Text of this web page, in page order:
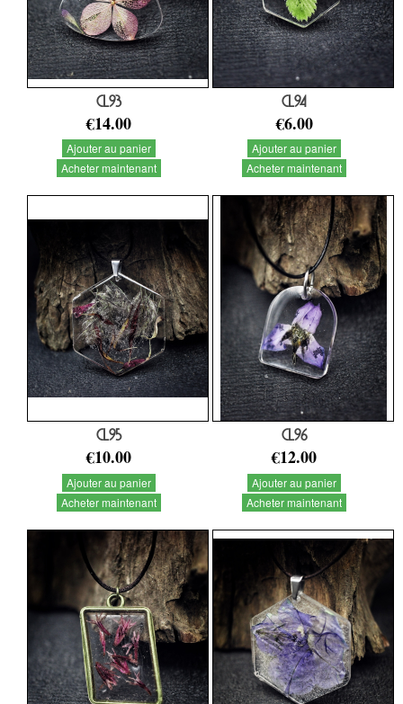
CL93
€14.00
Ajouter au panier
Acheter maintenant
CL94
€6.00
Ajouter au panier
Acheter maintenant
CL95
€10.00
Ajouter au panier
Acheter maintenant
CL96
€12.00
Ajouter au panier
Acheter maintenant